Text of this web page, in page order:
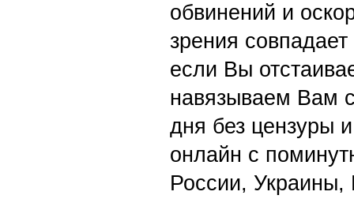
обвинений и
зрения
если Вы
навязываем Вам
дня без цензуры
онлайн с
России,